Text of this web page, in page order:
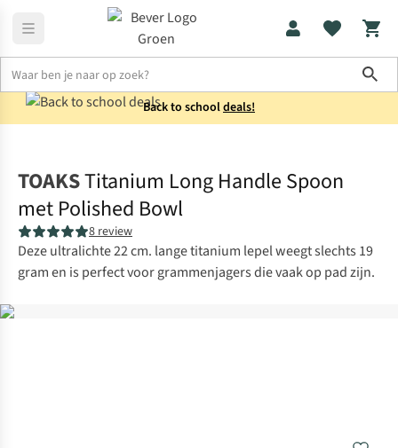
Back to schooldeals!
TOAKSTitanium Long Handle Spoon
met Polished Bowl
8 review
Deze ultralichte 22 cm. lange titanium lepel weegt slechts 19
gram en is perfect voor grammenjagers die vaak op pad zijn.